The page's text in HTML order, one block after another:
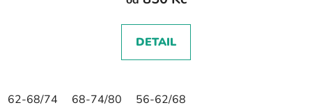
DETAIL
62-68/74 68-74/80 56-62/68